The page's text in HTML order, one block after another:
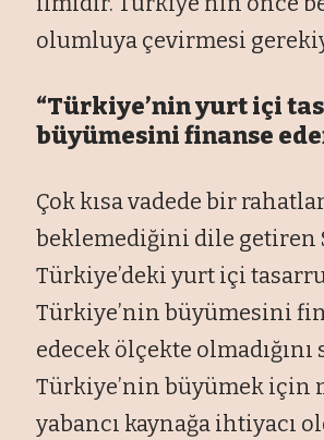
olumluya çevirmesi
“Türkiye’nin yurt içi
büyümesini finanse
Çok kısa vadede bir
beklemediğini dile getiren
Türkiye’deki yurt içi
Türkiye’nin büyümesini
edecek ölçekte olmadığını
Türkiye’nin büyümek için
yabancı kaynağa ihtiyacı